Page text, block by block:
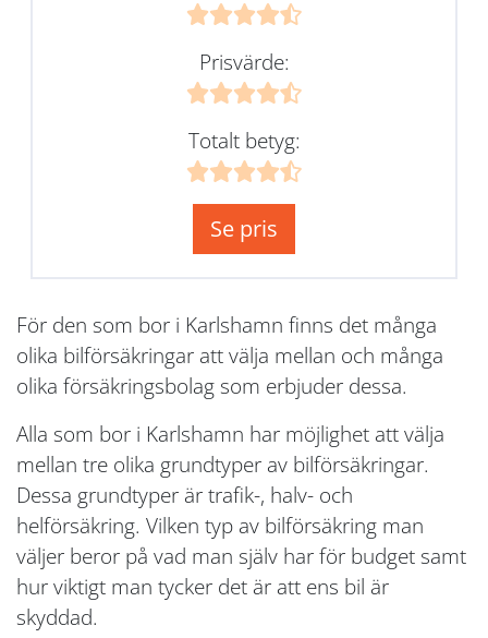
Prisvärde:
Totalt betyg:
Se pris
För den som bor i Karlshamn finns det många
olika bilförsäkringar att välja mellan och många
olika försäkringsbolag som erbjuder dessa.
Alla som bor i Karlshamn har möjlighet att välja
mellan tre olika grundtyper av bilförsäkringar.
Dessa grundtyper är trafik-, halv- och
helförsäkring. Vilken typ av bilförsäkring man
väljer beror på vad man själv har för budget samt
hur viktigt man tycker det är att ens bil är
skyddad.